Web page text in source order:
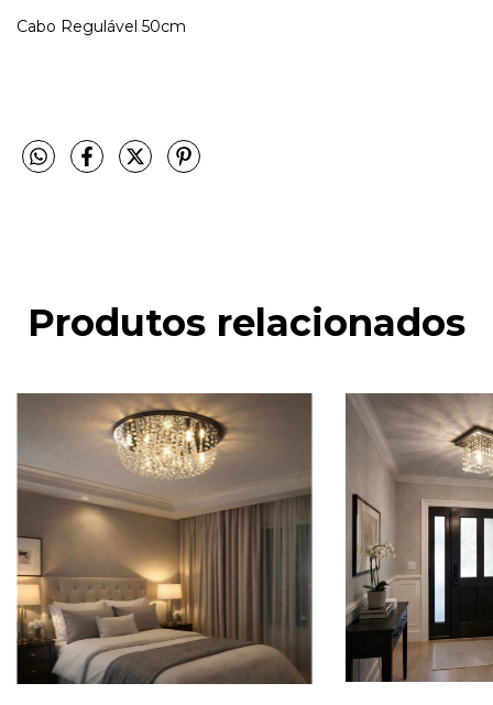
Cabo Regulável 50cm
Produtos relacionados